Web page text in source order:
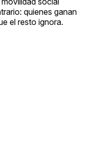
quienes ganan
el resto ignora.